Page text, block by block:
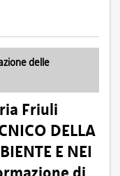
delle
Friuli
DELLA
E NEI